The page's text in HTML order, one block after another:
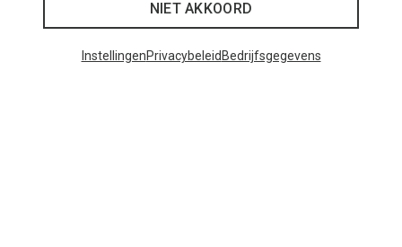
NIET AKKOORD
InstellingenPrivacybeleid Bedrijfsgegevens